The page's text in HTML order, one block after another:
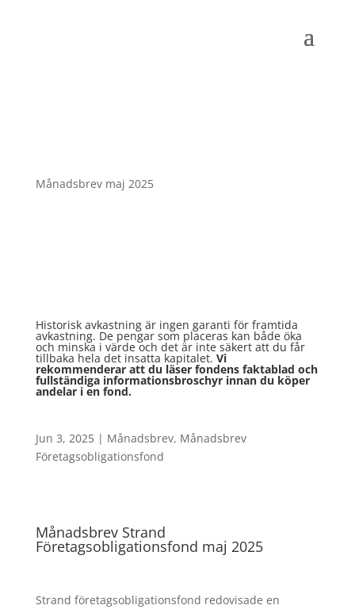
Månadsbrev maj 2025
Historisk avkastning är ingen garanti för framtida
avkastning. De pengar som placeras kan både öka
och minska i värde och det är inte säkert att du får
tillbaka hela det insatta kapitalet. Vi
rekommenderar att du läser fondens faktablad och
fullständiga informationsbroschyr innan du köper
andelar i en fond.
Jun 3, 2025| Månadsbrev, Månadsbrev
Företagsobligationsfond
Månadsbrev Strand
Företagsobligationsfond maj 2025
Strand företagsobligationsfond redovisade en